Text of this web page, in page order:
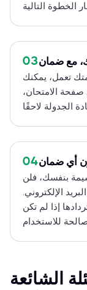
03
100% بأن قسيمتك تعمل، يمكنك
صفحة الامتحان،
04أي ضمان
بنفسك، فلن
الإلكتروني.
إذا لم تكن
للاستخدام
الشائعة